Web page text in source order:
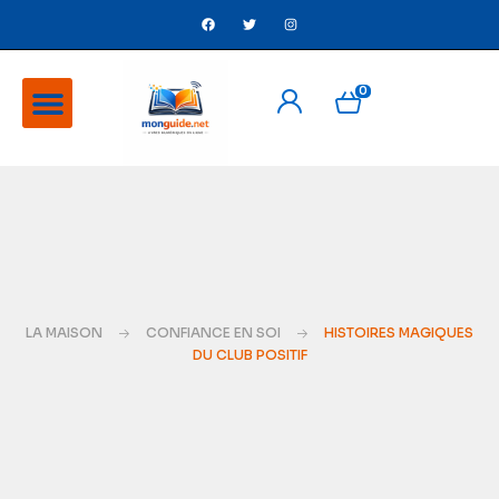
0
LA MAISON CONFIANCE EN SOI
HISTOIRES MAGIQUES
DU CLUB POSITIF